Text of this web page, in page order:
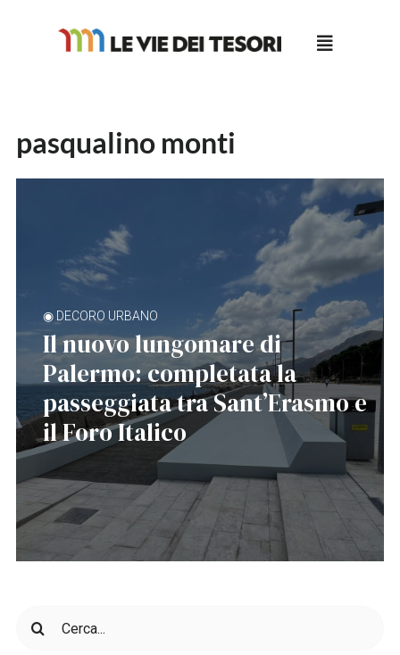
pasqualino monti
◉ DECORO URBANO
Il nuovo lungomare di
Palermo: completata la
passeggiata tra Sant’Erasmo e
il Foro Italico
per: